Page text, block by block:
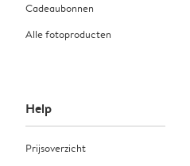
Cadeaubonnen
Alle fotoproducten
Help
Prijsoverzicht